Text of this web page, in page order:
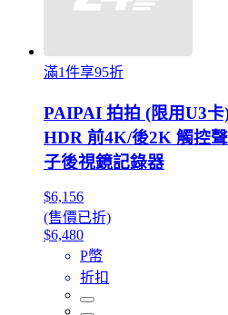
滿1件享95折
PAIPAI 拍拍 (限用U3
HDR 前4K/後2K 觸控
子後視鏡記錄器
$6,156
(售價已折)
$6,480
P幣
折扣